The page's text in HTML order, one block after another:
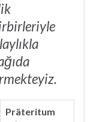
Präteritum